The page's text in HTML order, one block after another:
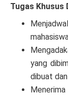
Tugas Khusus
yang
dibuat